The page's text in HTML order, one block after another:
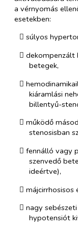
a vérnyomás
esetekben:
​ súlyos
​ dekompenzált
betegek,
​
kiáramlási
billentyű-
​ működő
stenosisban
​ fennálló vagy
szenvedő
ideértve),
​ májcirrhosisos
​ nagy
hypotensiót